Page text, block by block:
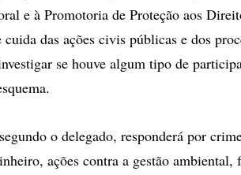
e à Promotoria de Proteção aos
cuida das ações civis públicas e dos
se houve algum tipo de
o delegado, responderá por
ações contra a gestão ambiental,